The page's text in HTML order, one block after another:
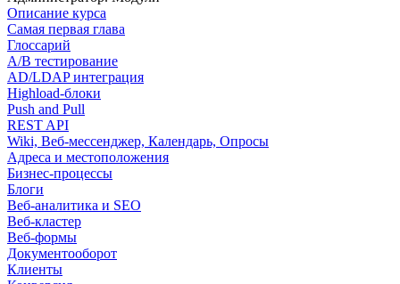
Описание курса
Самая первая глава
Глоссарий
A/B тестирование
AD/LDAP интеграция
Highload-блоки
Push and Pull
REST API
Wiki, Веб-мессенджер, Календарь, Опросы
Адреса и местоположения
Бизнес-процессы
Блоги
Веб-аналитика и SEO
Веб-кластер
Веб-формы
Документооборот
Клиенты